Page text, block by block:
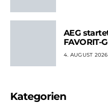
AEG
FAVORIT-
4. AUGUST 2026
Kategorien